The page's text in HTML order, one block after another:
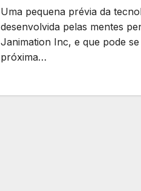
Uma pequena prévia da
desenvolvida pelas mentes
Janimation Inc, e que pode
próxima…